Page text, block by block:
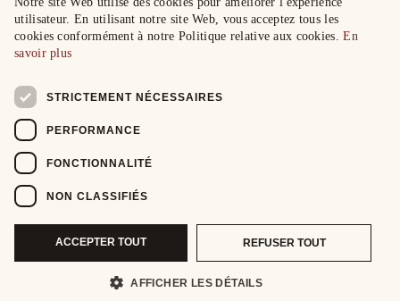
utilisateur. En utilisant notre site Web, vous acceptez tous les
cookies conformément à notre Politique relative aux cookies.En
savoir plus
STRICTEMENT NÉCESSAIRES
PERFORMANCE
FONCTIONNALITÉ
NON CLASSIFIÉS
ACCEPTER TOUT REFUSER TOUT
AFFICHER LES DÉTAILS